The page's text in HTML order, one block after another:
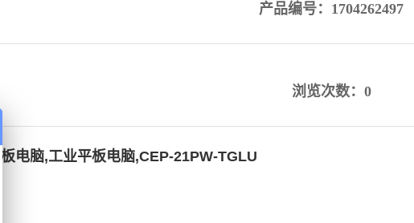
产品编号：1704262497
浏览次数：0
电脑,工业平板电脑,CEP-21PW-TGLU